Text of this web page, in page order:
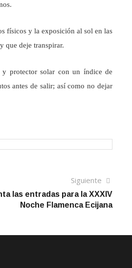
físicos y la exposición al sol en las
que deje transpirar.
y protector solar con un índice de
antes de salir; así como no dejar
Siguiente
artículo
las entradas para la XXXIV
Noche Flamenca Ecijana